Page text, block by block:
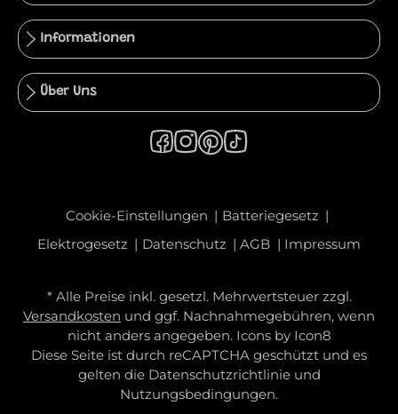
Informationen
Über Uns
Cookie-Einstellungen
Batteriegesetz
Elektrogesetz
Datenschutz AGB Impressum
* Alle Preise inkl. gesetzl. Mehrwertsteuer zzgl.
Versandkosten und ggf. Nachnahmegebühren, wenn
nicht anders angegeben. Icons by Icon8
Diese Seite ist durch reCAPTCHA geschützt und es
gelten die Datenschutzrichtlinieund
Nutzungsbedingungen.